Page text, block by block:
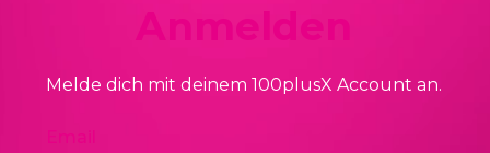
Anmelden
Melde dich mit deinem 100plusX Account an.